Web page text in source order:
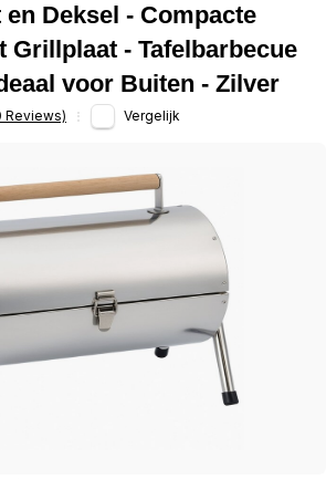
Deksel - Compacte
Grillplaat - Tafelbarbecue
voor Buiten - Zilver
Reviews) Vergelijk